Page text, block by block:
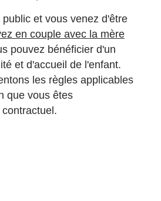
et vous venez d'être
en couple avec la mère
pouvez bénéficier d'un
et d'accueil de l'enfant.
les règles applicables
que vous êtes